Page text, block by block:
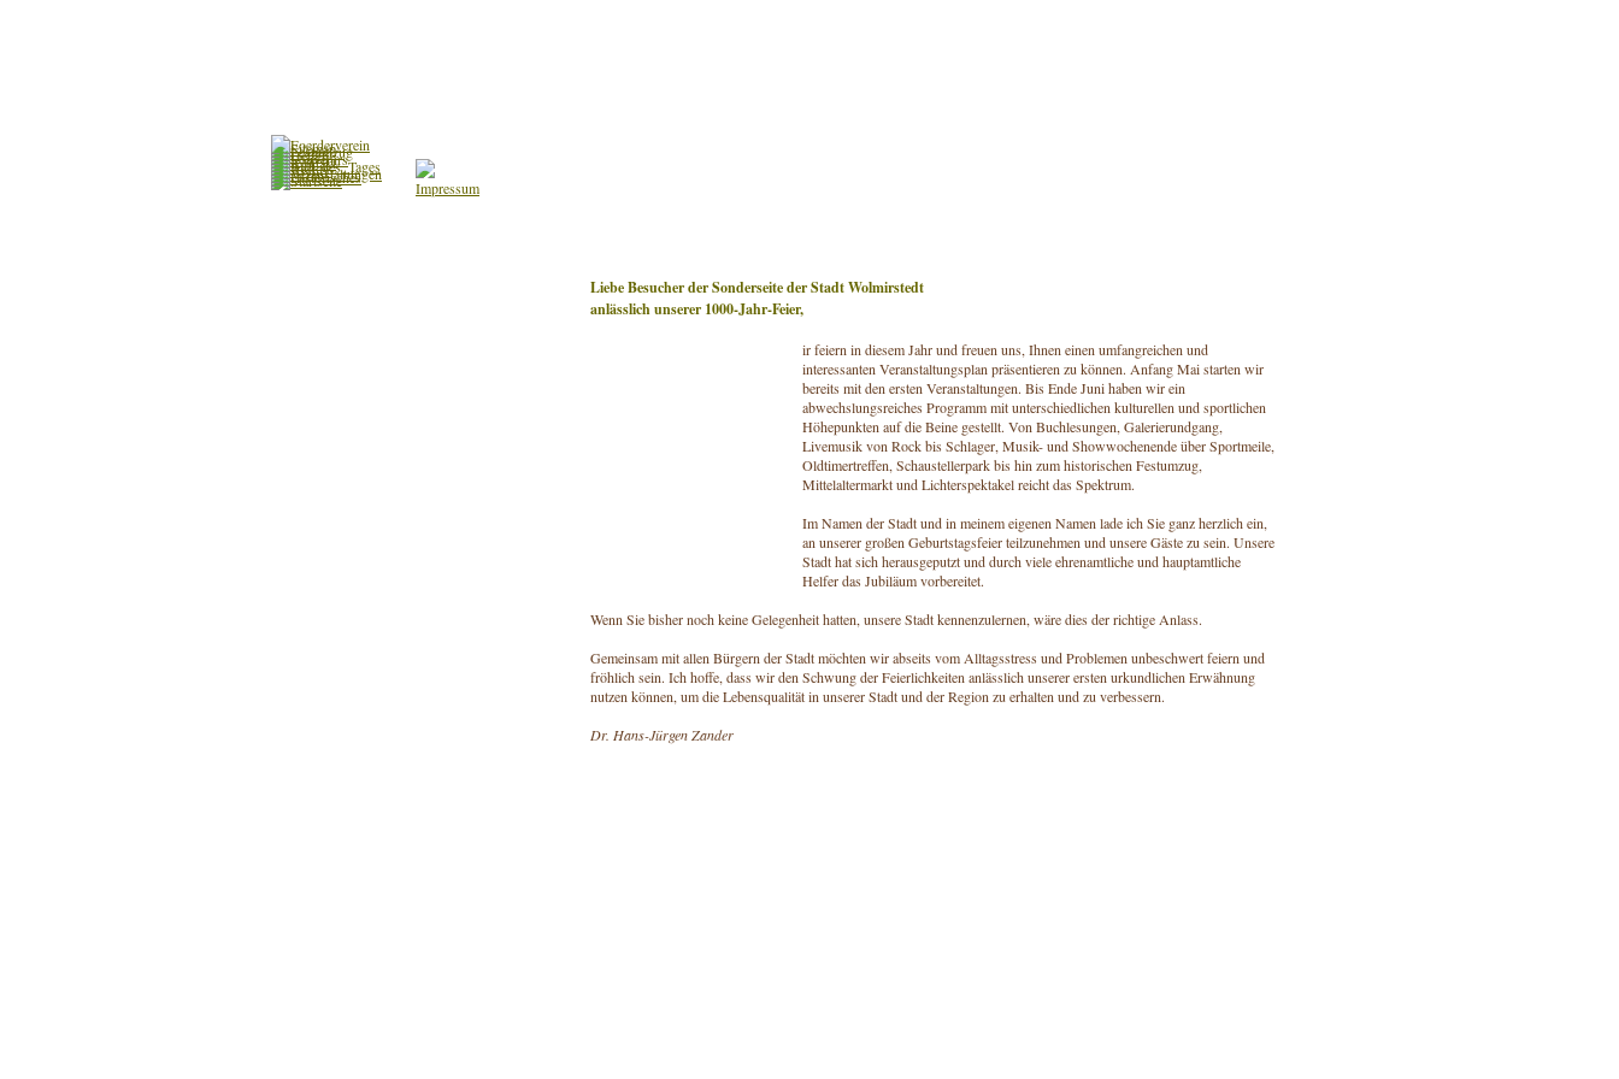
Liebe Besucher der Sonderseite der Stadt Wolmirstedt
anlässlich unserer 1000-Jahr-Feier,
ir feiern in diesem Jahr und freuen uns, Ihnen einen umfangreichen und
interessanten Veranstaltungsplan präsentieren zu können. Anfang Mai starten wir
bereits mit den ersten Veranstaltungen. Bis Ende Juni haben wir ein
abwechslungsreiches Programm mit unterschiedlichen kulturellen und sportlichen
Höhepunkten auf die Beine gestellt. Von Buchlesungen, Galerierundgang,
Livemusik von Rock bis Schlager, Musik- und Showwochenende über Sportmeile,
Oldtimertreffen, Schaustellerpark bis hin zum historischen Festumzug,
Mittelaltermarkt und Lichterspektakel reicht das Spektrum.
Im Namen der Stadt und in meinem eigenen Namen lade ich Sie ganz herzlich ein,
an unserer großen Geburtstagsfeier teilzunehmen und unsere Gäste zu sein. Unsere
Stadt hat sich herausgeputzt und durch viele ehrenamtliche und hauptamtliche
Helfer das Jubiläum vorbereitet.
Wenn Sie bisher noch keine Gelegenheit hatten, unsere Stadt kennenzulernen, wäre dies der richtige Anlass.
Gemeinsam mit allen Bürgern der Stadt möchten wir abseits vom Alltagsstress und Problemen unbeschwert feiern und
fröhlich sein. Ich hoffe, dass wir den Schwung der Feierlichkeiten anlässlich unserer ersten urkundlichen Erwähnung
nutzen können, um die Lebensqualität in unserer Stadt und der Region zu erhalten und zu verbessern.
Dr. Hans-Jürgen Zander